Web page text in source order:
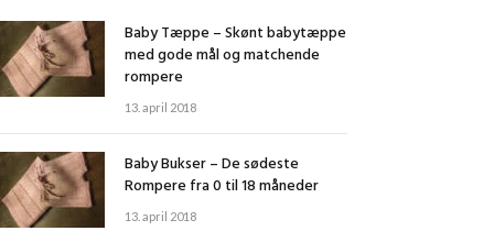
Baby Tæppe – Skønt babytæppe
med gode mål og matchende
rompere
13. april 2018
Baby Bukser – De sødeste
Rompere fra 0 til 18 måneder
13. april 2018